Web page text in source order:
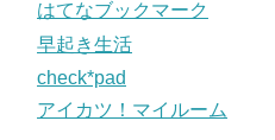
はてなブックマーク
早起き生活
check*pad
アイカツ！マイルーム